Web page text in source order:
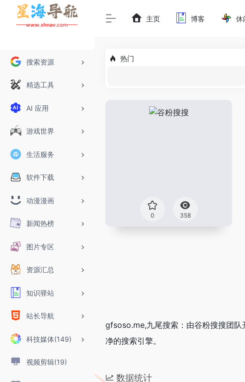
搜索资源
精选工具
AI 应用
游戏世界
生活服务
软件下载
动漫漫画
新闻热榜
图片专区
资源汇总
知识驿站
站长导航
科技媒体(149)
视频剪辑(19)
主页 博客 休
热门
0 358
gfsoso.me,九尾搜索：由谷粉搜搜团
净的搜索引擎。
数据统计